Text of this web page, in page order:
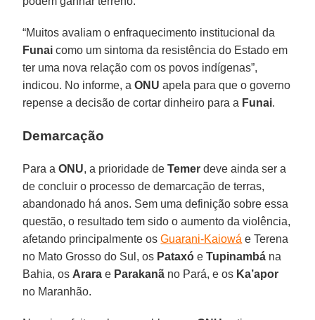
“Muitos avaliam o enfraquecimento institucional da
Funai como um sintoma da resistência do Estado em
ter uma nova relação com os povos indígenas”,
indicou. No informe, aONU apela para que o governo
repense a decisão de cortar dinheiro para a Funai.
Demarcação
Para aONU, a prioridade deTemer deve ainda ser a
de concluir o processo de demarcação de terras,
abandonado há anos. Sem uma definição sobre essa
questão, o resultado tem sido o aumento da violência,
afetando principalmente osGuarani-Kaiowá e Terena
no Mato Grosso do Sul, os Pataxó eTupinambá na
Bahia, os Arara e Parakanã no Pará, e os Ka’apor
no Maranhão.